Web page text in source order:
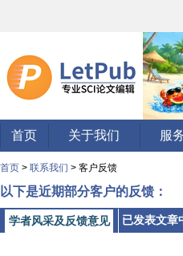
首页 关于我们 服
首页 > 联系我们 > 客户反馈
以下是近期部分客户的反馈：
学者风采及反馈意见 已发表文章